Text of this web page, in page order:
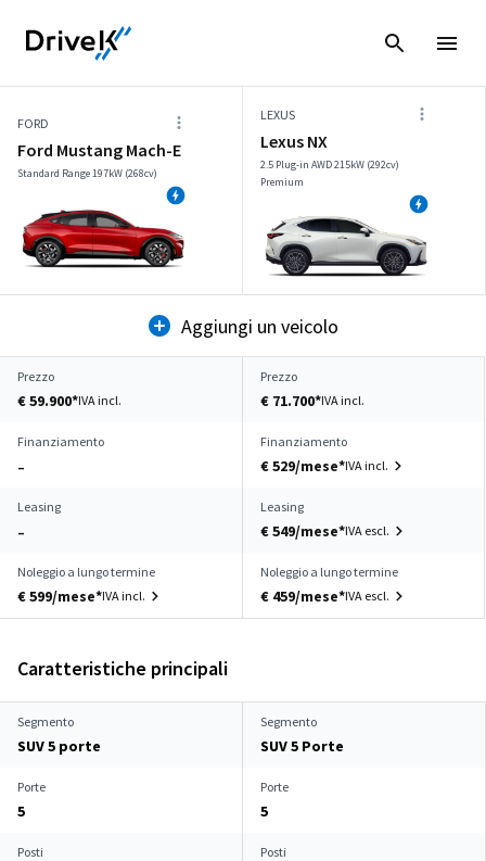
FORD
Ford Mustang Mach-E
Standard Range 197kW (268cv)
LEXUS
Lexus NX
2.5 Plug-in AWD 215kW (292cv)
Premium
Aggiungi un veicolo
Prezzo
€ 59.900*IVA incl.
Prezzo
€ 71.700*IVA incl.
Finanziamento
–
Finanziamento
€ 529/mese*IVA incl.
Leasing
–
Leasing
€ 549/mese*IVA escl.
Noleggio a lungo termine
€ 599/mese*IVA incl.
Noleggio a lungo termine
€ 459/mese*IVA escl.
Caratteristiche principali
Segmento
SUV 5 porte
Segmento
SUV 5 Porte
Porte
5
Porte
5
Posti Posti